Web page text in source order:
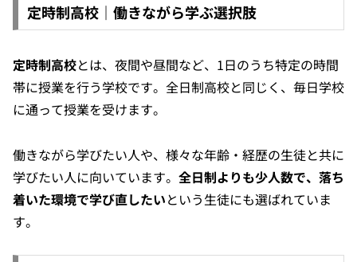
定時制高校｜働きながら学ぶ選択肢
定時制高校とは、夜間や昼間など、1日のうち特定の時間
帯に授業を行う学校です。全日制高校と同じく、毎日学校
に通って授業を受けます。
働きながら学びたい人や、様々な年齢・経歴の生徒と共に
学びたい人に向いています。 全日制よりも少人数で、落ち
着いた環境で学び直したいという生徒にも選ばれていま
す。